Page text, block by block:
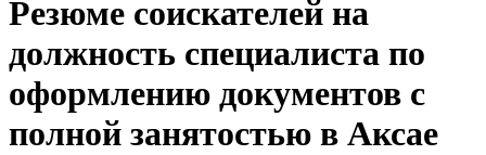
Резюме соискателей на
должность специалиста по
оформлению документов с
полной занятостью в Аксае